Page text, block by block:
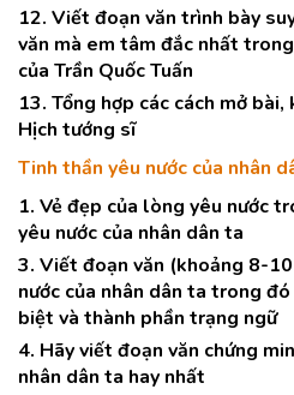
12. Viết đoạn văn trình bày
văn mà em tâm đắc nhất
của Trần Quốc Tuấn
13. Tổng hợp các cách mở
Hịch tướng sĩ
Tinh thần yêu nước của nhân
1. Vẻ đẹp của lòng yêu nước
yêu nước của nhân dân ta
3. Viết đoạn văn (khoảng 8-
nước của nhân dân ta trong
biệt và thành phần trạng ngữ
4. Hãy viết đoạn văn chứng
nhân dân ta hay nhất